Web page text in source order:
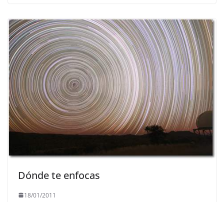
Dónde te enfocas
18/01/2011